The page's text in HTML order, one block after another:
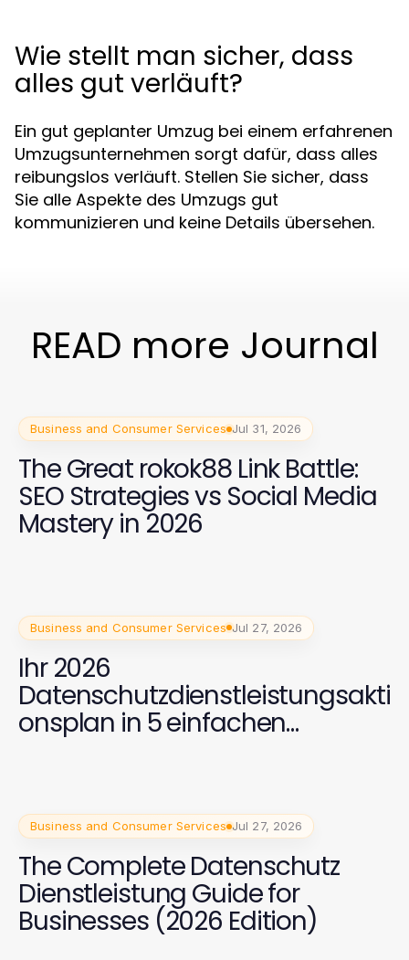
Wie stellt man sicher, dass
alles gut verläuft?
Ein gut geplanter Umzug bei einem erfahrenen
Umzugsunternehmen sorgt dafür, dass alles
reibungslos verläuft. Stellen Sie sicher, dass
Sie alle Aspekte des Umzugs gut
kommunizieren und keine Details übersehen.
READ more Journal
Business and Consumer Services Jul 31, 2026
The Great rokok88 Link Battle:
SEO Strategies vs Social Media
Mastery in 2026
Business and Consumer Services Jul 27, 2026
Ihr 2026
Datenschutzdienstleistungsakti
onsplan in 5 einfachen
Business and Consumer Services Jul 27, 2026
The Complete Datenschutz
Dienstleistung Guide for
Businesses (2026 Edition)